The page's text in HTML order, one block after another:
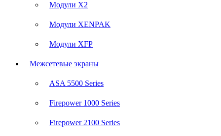
Модули X2
Модули XENPAK
Модули XFP
Межсетевые экраны
ASA 5500 Series
Firepower 1000 Series
Firepower 2100 Series